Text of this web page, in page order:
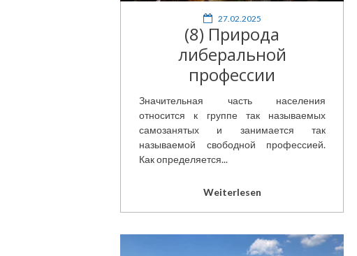
27.02.2025
(8) Природа
либеральной
профессии
Значительная часть населения
относится к группе так называемых
самозанятых и занимается так
называемой свободной профессией.
Как определяется...
Weiterlesen